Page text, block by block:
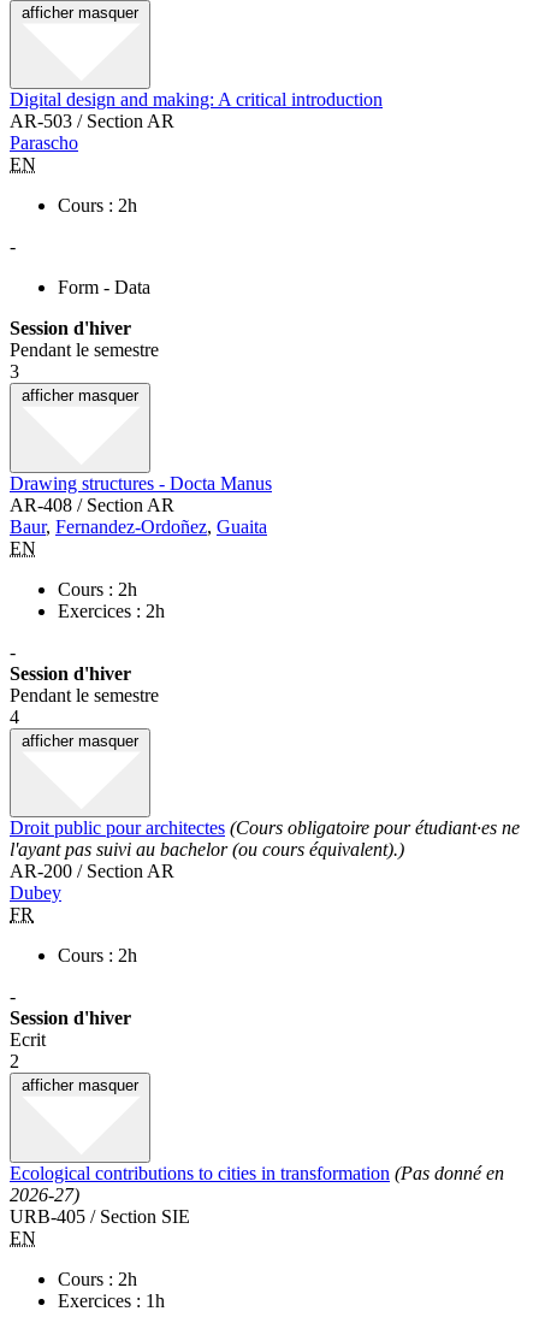
afficher masquer
Digital design and making: A critical introduction
AR-503 / Section AR
Parascho
EN
Cours : 2h
-
Form - Data
Session d'hiver
Pendant le semestre
3
afficher masquer
Drawing structures - Docta Manus
AR-408 / Section AR
Baur, Fernandez-Ordoñez, Guaita
EN
Cours : 2h
Exercices : 2h
-
Session d'hiver
Pendant le semestre
4
afficher masquer
Droit public pour architectes (Cours obligatoire pour étudiant·es ne
l'ayant pas suivi au bachelor (ou cours équivalent).)
AR-200 / Section AR
Dubey
FR
Cours : 2h
-
Session d'hiver
Ecrit
2
afficher masquer
Ecological contributions to cities in transformation (Pas donné en
2026-27)
URB-405 / Section SIE
EN
Cours : 2h
Exercices : 1h